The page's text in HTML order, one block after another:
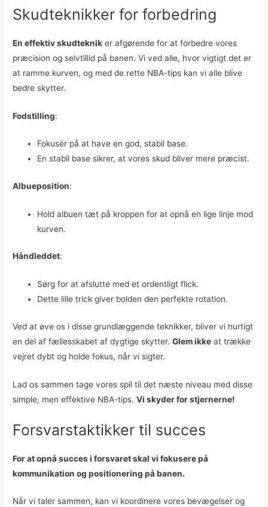
Skudteknikker for forbedring
En effektiv skudteknik er afgørende for at forbedre vores
præcision og selvtillid på banen. Vi ved alle, hvor vigtigt det er
at ramme kurven, og med de rette NBA-tips kan vi alle blive
bedre skytter.
Fodstilling:
Fokusér på at have en god, stabil base.
En stabil base sikrer, at vores skud bliver mere præcist.
Albueposition:
Hold albuen tæt på kroppen for at opnå en lige linje mod
kurven.
Håndleddet:
Sørg for at afslutte med et ordentligt flick.
Dette lille trick giver bolden den perfekte rotation.
Ved at øve os i disse grundlæggende teknikker, bliver vi hurtigt
en del af fællesskabet af dygtige skytter.Glem ikke at trække
vejret dybt og holde fokus, når vi sigter.
Lad os sammen tage vores spil til det næste niveau med disse
simple, men effektive NBA-tips.Vi skyder for stjernerne!
Forsvarstaktikker til succes
For at opnå succes i forsvaret skal vi fokusere på
kommunikation og positionering på banen.
Når vi taler sammen, kan vi koordinere vores bevægelser og